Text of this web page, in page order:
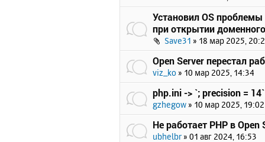
Установил OS
при открытии
Save31 » 18 мар 2025,
Open Server перестал
viz_ko » 10 мар 2025, 14:34
php.ini -> `; precision = 14`
gzhegow » 10 мар 2025, 19:02
Не работает PHP в Open
ubhelbr » 01 авг 2024, 16:53